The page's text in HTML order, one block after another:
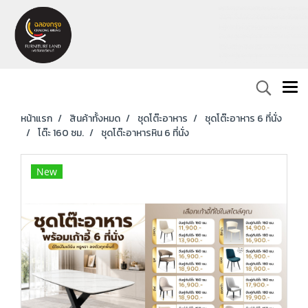
หน้าแรก สินค้าทั้งหมด ชุดโต๊ะอาหาร
ชุดโต๊ะอาหาร 6 ที่นั่ง
โต๊ะ 160 ซม.
ชุดโต๊ะอาหารหิน 6 ที่นั่ง
New